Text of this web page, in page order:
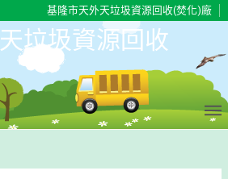
基隆市天外天垃圾資源回收(焚化)廠
垃圾資源回收